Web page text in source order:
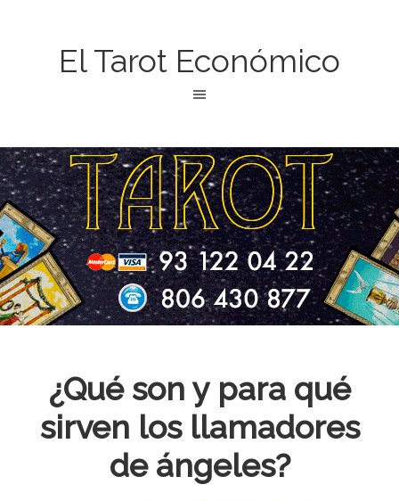
El Tarot Económico
¿Qué son y para qué
sirven los llamadores
de ángeles?